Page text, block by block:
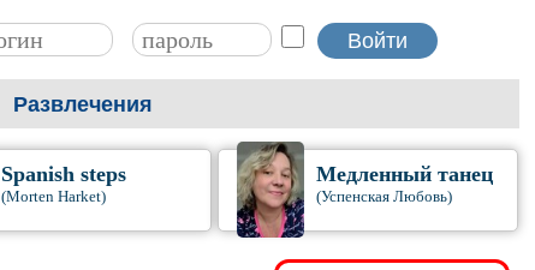
Развлечения
Spanish steps
(Morten Harket)
Медленный танец
(Успенская Любовь)